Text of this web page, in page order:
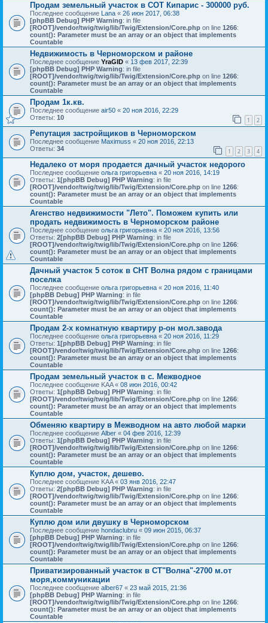
Продам земельный участок в СОТ Кипарис - 300000 руб.
Последнее сообщение Lana « 26 июн 2017, 06:38
[phpBB Debug] PHP Warning: in file
[ROOT]/vendor/twig/twig/lib/Twig/Extension/Core.php on line 1266:
count(): Parameter must be an array or an object that implements
Countable
Недвижимость в Черноморском и районе
Последнее сообщение YraGID « 13 фев 2017, 22:39
[phpBB Debug] PHP Warning: in file
[ROOT]/vendor/twig/twig/lib/Twig/Extension/Core.php on line 1266:
count(): Parameter must be an array or an object that implements
Countable
Продам 1к.кв.
Последнее сообщение air50 « 20 ноя 2016, 22:29
Ответы: 10 1 2
Репутация застройщиков в Черноморском
Последнее сообщение Maximuss « 20 ноя 2016, 22:13
Ответы: 34 1 2 3 4
Недалеко от моря продается дачный участок недорого
Последнее сообщение ольга григорьевна « 20 ноя 2016, 14:19
Ответы: 1[phpBB Debug] PHP Warning: in file
[ROOT]/vendor/twig/twig/lib/Twig/Extension/Core.php on line 1266:
count(): Parameter must be an array or an object that implements
Countable
Агенство недвижимости "Лето". Поможем купить или
продать недвижимость в Черноморском районе
Последнее сообщение ольга григорьевна « 20 ноя 2016, 13:56
Ответы: 2[phpBB Debug] PHP Warning: in file
[ROOT]/vendor/twig/twig/lib/Twig/Extension/Core.php on line 1266:
count(): Parameter must be an array or an object that implements
Countable
Дачный участок 5 соток в СНТ Волна рядом с границами
поселка
Последнее сообщение ольга григорьевна « 20 ноя 2016, 11:40
[phpBB Debug] PHP Warning: in file
[ROOT]/vendor/twig/twig/lib/Twig/Extension/Core.php on line 1266:
count(): Parameter must be an array or an object that implements
Countable
Продам 2-х комнатную квартиру р-он мол.завода
Последнее сообщение ольга григорьевна « 20 ноя 2016, 11:29
Ответы: 1[phpBB Debug] PHP Warning: in file
[ROOT]/vendor/twig/twig/lib/Twig/Extension/Core.php on line 1266:
count(): Parameter must be an array or an object that implements
Countable
Продам земельный участок в с. Межводное
Последнее сообщение KAA« 08 июн 2016, 00:42
Ответы: 1[phpBB Debug] PHP Warning: in file
[ROOT]/vendor/twig/twig/lib/Twig/Extension/Core.php on line 1266:
count(): Parameter must be an array or an object that implements
Countable
Обменяю квартиру в Межводном на авто любой марки
Последнее сообщение Alber « 04 фев 2016, 12:39
Ответы: 1[phpBB Debug] PHP Warning: in file
[ROOT]/vendor/twig/twig/lib/Twig/Extension/Core.php on line 1266:
count(): Parameter must be an array or an object that implements
Countable
Куплю дом, участок, дешево.
Последнее сообщение KAA« 03 янв 2016, 22:47
Ответы: 2[phpBB Debug] PHP Warning: in file
[ROOT]/vendor/twig/twig/lib/Twig/Extension/Core.php on line 1266:
count(): Parameter must be an array or an object that implements
Countable
Куплю дом или двушку в Черноморском
Последнее сообщение hondaclubru « 09 июн 2015, 06:37
[phpBB Debug] PHP Warning: in file
[ROOT]/vendor/twig/twig/lib/Twig/Extension/Core.php on line 1266:
count(): Parameter must be an array or an object that implements
Countable
Приватизированный участок в СТ"Волна"-2700 м.от
моря,коммуникации
Последнее сообщение alber67 « 23 май 2015, 21:36
[phpBB Debug] PHP Warning: in file
[ROOT]/vendor/twig/twig/lib/Twig/Extension/Core.php on line 1266:
count(): Parameter must be an array or an object that implements
Countable